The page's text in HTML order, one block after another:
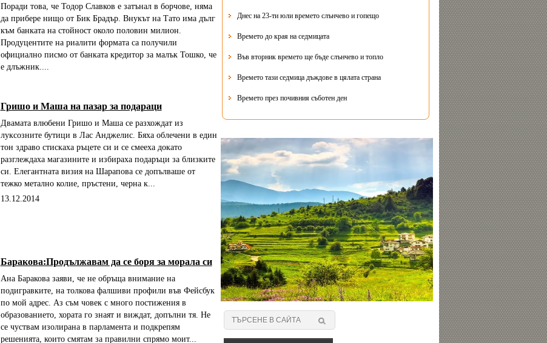
Поради това, че Тодор Славков е затънал в борчове, няма
да прибере нищо от Бик Брадър. Внукът на Тато има дълг
към банката на стойност около половин милион.
Продуцентите на риалити формата са получили
официално писмо от банката кредитор за малък Тошко, че
е длъжник....
Гришо и Маша на пазар за подараци
Двамата влюбени Гришо и Маша се разхождат из
луксозните бутици в Лас Анджелис. Бяха облечени в един
тон здраво стискаха ръцете си и се смееха докато
разглеждаха магазините и избираха подаръци за близките
си. Елегантната визия на Шарапова се допълваше от
тежко метално колие, пръстени, черна к...
13.12.2014
Баракова:Продължавам да се боря за морала си
Ана Баракова заяви, че не обръща внимание на
подигравките, на толкова фалшиви профили във Фейсбук
по мой адрес. Аз съм човек с много постижения в
образованието, хората го знаят и виждат, допълни тя. Не
се чуствам изолирана в парламента и подкрепям
решенията, които смятам за правилни спрямо моит...
Днес на 23-ти юли времето слънчево и гопещо
Времето до края на седмицата
Във вторник времето ще бъде слънчево и топло
Времето тази седмица дъждове в цялата страна
Времето през почивния съботен ден